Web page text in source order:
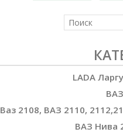
LADA
Ваз 2108, ВАЗ 2110,
ВАЗ Нива